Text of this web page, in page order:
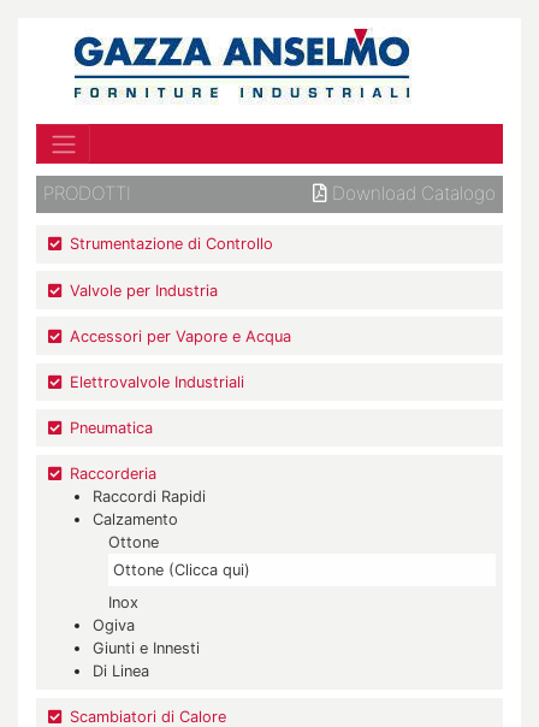
PRODOTTI Download Catalogo
Strumentazione di Controllo
Valvole per Industria
Accessori per Vapore e Acqua
Elettrovalvole Industriali
Pneumatica
Raccorderia
Raccordi Rapidi
Calzamento
Ottone
Ottone (Clicca qui)
Inox
Ogiva
Giunti e Innesti
Di Linea
Scambiatori di Calore